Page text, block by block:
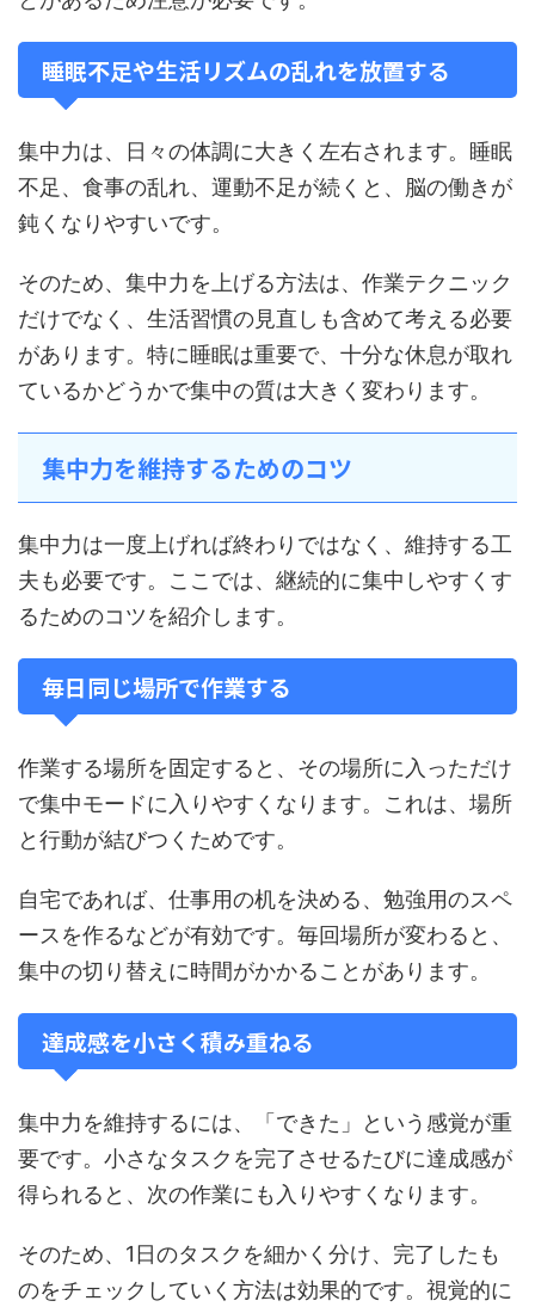
睡眠不足や生活リズムの乱れを放置する
集中力は、日々の体調に大きく左右されます。睡眠
不足、食事の乱れ、運動不足が続くと、脳の働きが
鈍くなりやすいです。
そのため、集中力を上げる方法は、作業テクニック
だけでなく、生活習慣の見直しも含めて考える必要
があります。特に睡眠は重要で、十分な休息が取れ
ているかどうかで集中の質は大きく変わります。
集中力を維持するためのコツ
集中力は一度上げれば終わりではなく、維持する工
夫も必要です。ここでは、継続的に集中しやすくす
るためのコツを紹介します。
毎日同じ場所で作業する
作業する場所を固定すると、その場所に入っただけ
で集中モードに入りやすくなります。これは、場所
と行動が結びつくためです。
自宅であれば、仕事用の机を決める、勉強用のスペ
ースを作るなどが有効です。毎回場所が変わると、
集中の切り替えに時間がかかることがあります。
達成感を小さく積み重ねる
集中力を維持するには、「できた」という感覚が重
要です。小さなタスクを完了させるたびに達成感が
得られると、次の作業にも入りやすくなります。
そのため、1日のタスクを細かく分け、完了したも
のをチェックしていく方法は効果的です。視覚的に